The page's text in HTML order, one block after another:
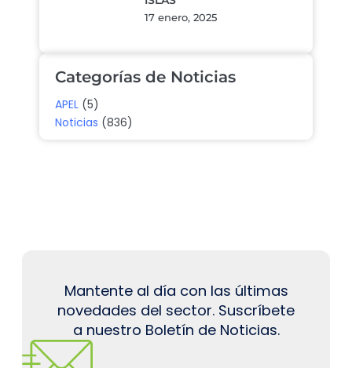
17 enero, 2025
Categorías de Noticias
APEL (5)
Noticias (836)
Mantente al día con las últimas
novedades del sector. Suscríbete
a nuestro Boletín de Noticias.